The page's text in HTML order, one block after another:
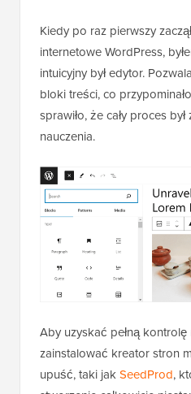
Kiedy po raz pierwszy
internetowe WordPress,
intuicyjny był edytor.
bloki treści, co
sprawiło, że cały proces
nauczenia.
Aby uzyskać pełną
zainstalować kreator stron
upuść, taki jakSeedProd,